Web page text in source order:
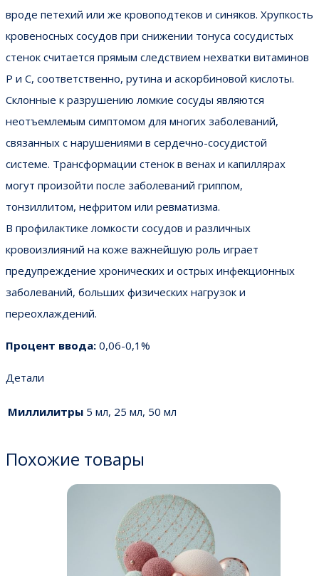
вроде петехий или же кровоподтеков и синяков. Хрупкость
кровеносных сосудов при снижении тонуса сосудистых
стенок считается прямым следствием нехватки витаминов
Р и С, соответственно, рутина и аскорбиновой кислоты.
Склонные к разрушению ломкие сосуды являются
неотъемлемым симптомом для многих заболеваний,
связанных с нарушениями в сердечно-сосудистой
системе. Трансформации стенок в венах и капиллярах
могут произойти после заболеваний гриппом,
тонзиллитом, нефритом или ревматизма.
В профилактике ломкости сосудов и различных
кровоизлияний на коже важнейшую роль играет
предупреждение хронических и острых инфекционных
заболеваний, больших физических нагрузок и
переохлаждений.
Процент ввода: 0,06-0,1%
Детали
Миллилитры 5 мл, 25 мл, 50 мл
Похожие товары